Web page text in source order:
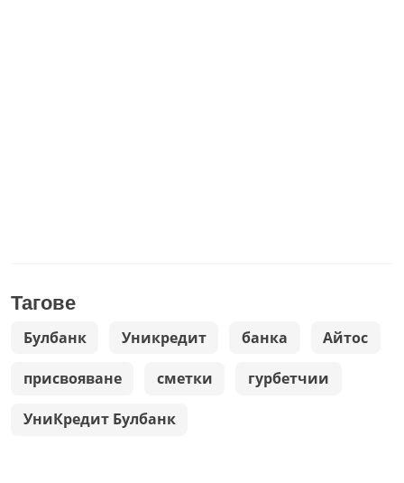
Тагове
Булбанк Уникрeдит банка Айтос
присвояване сметки гурбетчии
УниКредит Булбанк